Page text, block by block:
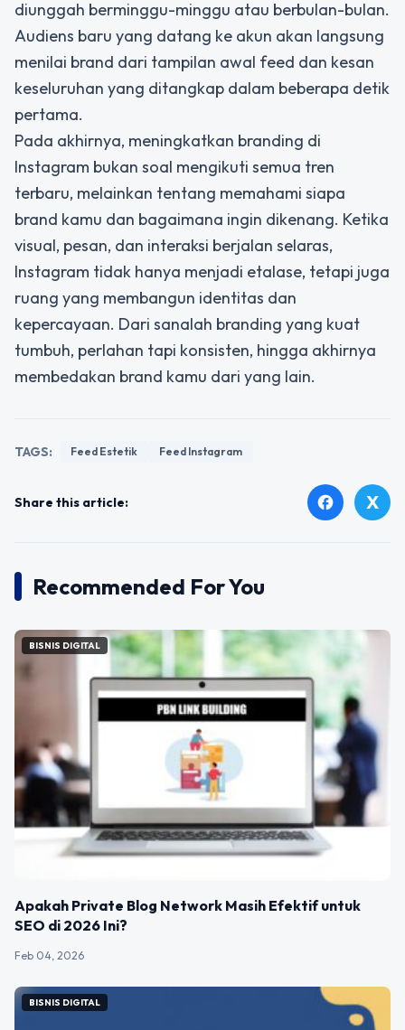
diunggah berminggu-minggu atau berbulan-bulan.
Audiens baru yang datang ke akun akan langsung
menilai brand dari tampilan awal feed dan kesan
keseluruhan yang ditangkap dalam beberapa detik
pertama.
Pada akhirnya, meningkatkan branding di
Instagram bukan soal mengikuti semua tren
terbaru, melainkan tentang memahami siapa
brand kamu dan bagaimana ingin dikenang. Ketika
visual, pesan, dan interaksi berjalan selaras,
Instagram tidak hanya menjadi etalase, tetapi juga
ruang yang membangun identitas dan
kepercayaan. Dari sanalah branding yang kuat
tumbuh, perlahan tapi konsisten, hingga akhirnya
membedakan brand kamu dari yang lain.
TAGS: Feed Estetik Feed Instagram
Share this article: facebook X
Recommended For You
BISNIS DIGITAL
Apakah Private Blog Network Masih Efektif untuk
SEO di 2026 Ini?
Feb 04, 2026
BISNIS DIGITAL